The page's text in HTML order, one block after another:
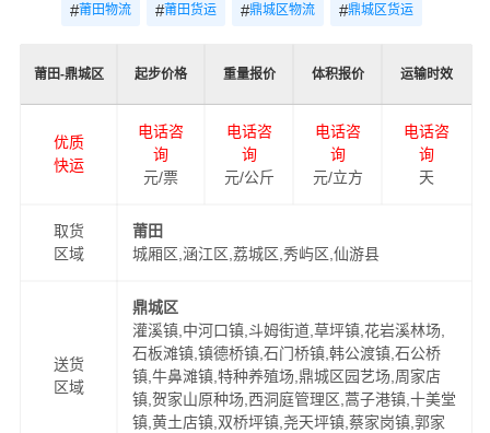
#莆田物流 #莆田货运 #鼎城区物流 #鼎城区货运
莆田-鼎城区 起步价格 重量报价 体积报价 运输时效
优质
快运
电话咨
询
元/票
电话咨
询
元/公斤
电话咨
询
元/立方
电话咨
询
天
取货
区域
莆田
城厢区,涵江区,荔城区,秀屿区,仙游县
送货
区域
鼎城区
灌溪镇,中河口镇,斗姆街道,草坪镇,花岩溪林场,
石板滩镇,镇德桥镇,石门桥镇,韩公渡镇,石公桥
镇,牛鼻滩镇,特种养殖场,鼎城区园艺场,周家店
镇,贺家山原种场,西洞庭管理区,蒿子港镇,十美堂
镇,黄土店镇,双桥坪镇,尧天坪镇,蔡家岗镇,郭家